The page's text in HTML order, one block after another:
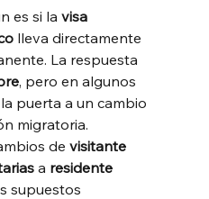
es si la visa
lleva directamente
La respuesta
, pero en algunos
puerta a un cambio
migratoria.
de visitante
a residente
supuestos